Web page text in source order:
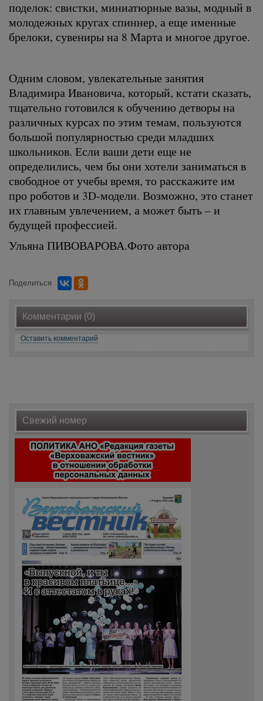
поделок: свистки, миниатюрные вазы, модный в
молодежных кругах спиннер, а еще именные
брелоки, сувениры на 8 Марта и многое другое.
Одним словом, увлекательные занятия
Владимира Ивановича, который, кстати сказать,
тщательно готовился к обучению детворы на
различных курсах по этим темам, пользуются
большой популярностью среди младших
школьников. Если ваши дети еще не
определились, чем бы они хотели заниматься в
свободное от учебы время, то расскажите им
про роботов и 3D-модели. Возможно, это станет
их главным увлечением, а может быть – и
будущей профессией.
Ульяна ПИВОВАРОВА.Фото автора
Поделиться
Комментарии (0)
Оставить комментарий
Свежий номер